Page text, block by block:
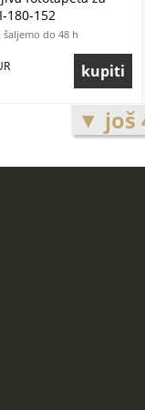
180-152
zid | 180 x 60 cm
šaljemo do 48 h
▼ još